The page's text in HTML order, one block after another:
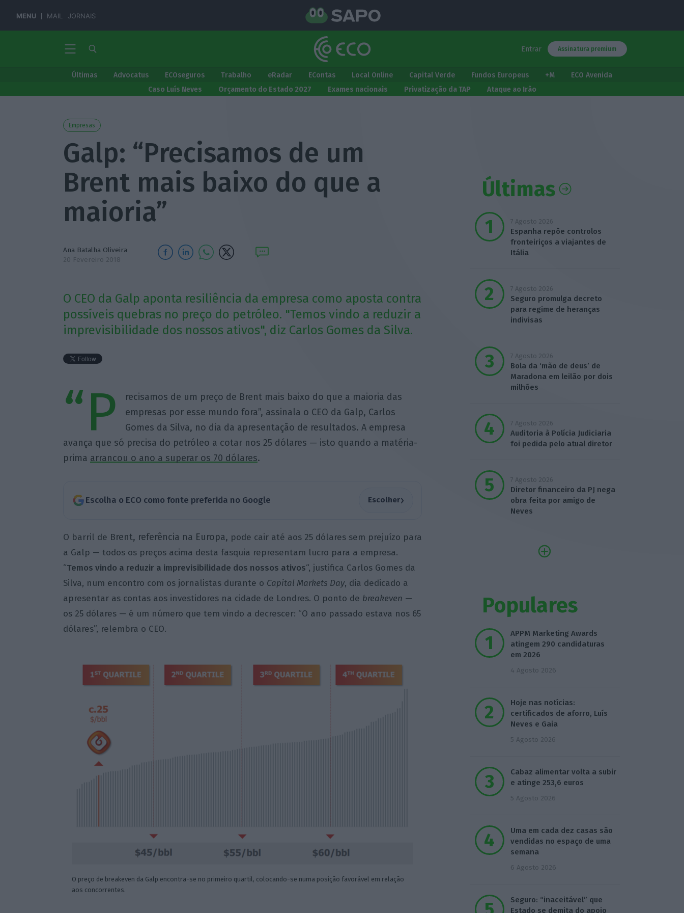
MENU MAIL JORNAIS
Entrar Assinatura premium
Últimas Advocatus ECOseguros Trabalho eRadar EContas Local Online Capital Verde Fundos Europeus +M
ECO Avenida
Caso Luís Neves
Orçamento do Estado 2027 Exames nacionais Privatização da TAP Ataque ao Irão
Empresas
Galp: “Precisamos de um
Brent mais baixo do que a
maioria”
Ana Batalha Oliveira
20 Fevereiro 2018
O CEO da Galp aponta resiliência da empresa como aposta contra
possíveis quebras no preço do petróleo. "Temos vindo a reduzir a
imprevisibilidade dos nossos ativos", diz Carlos Gomes da Silva.
“P
recisamos de um preço de Brent mais baixo do que a maioria das
empresas por esse mundo fora”, assinala o CEO da Galp, Carlos
Gomes da Silva, no dia da apresentação de resultados. A empresa
avança que só precisa do petróleo a cotar nos 25 dólares — isto quando a matéria-
prima arrancou o ano a superar os 70 dólares.
Escolha o ECO como fonte preferida no Google Escolher›
O barril de Brent, referência na Europa, pode cair até aos 25 dólares sem prejuízo para
a Galp — todos os preços acima desta fasquia representam lucro para a empresa.
“Temos vindo a reduzir a imprevisibilidade dos nossos ativos“, justifica Carlos Gomes da
Silva, num encontro com os jornalistas durante o Capital Markets Day, dia dedicado a
apresentar as contas aos investidores na cidade de Londres. O ponto de breakeven —
os 25 dólares — é um número que tem vindo a decrescer: “O ano passado estava nos 65
dólares”, relembra o CEO.
O preço de breakeven da Galp encontra-se no primeiro quartil, colocando-se numa posição favorável em relação
aos concorrentes.
Últimas
7 Agosto 2026
Espanha repõe controlos
fronteiriços a viajantes de
Itália
7 Agosto 2026
Seguro promulga decreto
para regime de heranças
indivisas
7 Agosto 2026
Bola da ‘mão de deus’ de
Maradona em leilão por dois
milhões
7 Agosto 2026
Auditoria à Polícia Judiciaria
foi pedida pelo atual diretor
7 Agosto 2026
Diretor financeiro da PJ nega
obra feita por amigo de
Neves
Populares
APPM Marketing Awards
atingem 290 candidaturas
em 2026
4 Agosto 2026
Hoje nas notícias:
certificados de aforro, Luís
Neves e Gaia
5 Agosto 2026
Cabaz alimentar volta a subir
e atinge 253,6 euros
5 Agosto 2026
Uma em cada dez casas são
vendidas no espaço de uma
semana
6 Agosto 2026
Seguro: “inaceitável” que
Estado se demita do apoio